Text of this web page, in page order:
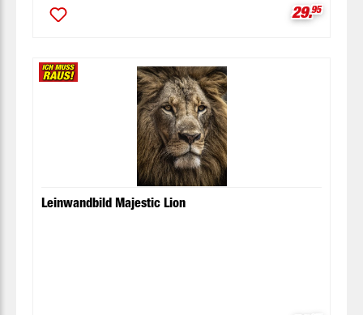
29.95
Leinwandbild Majestic Lion